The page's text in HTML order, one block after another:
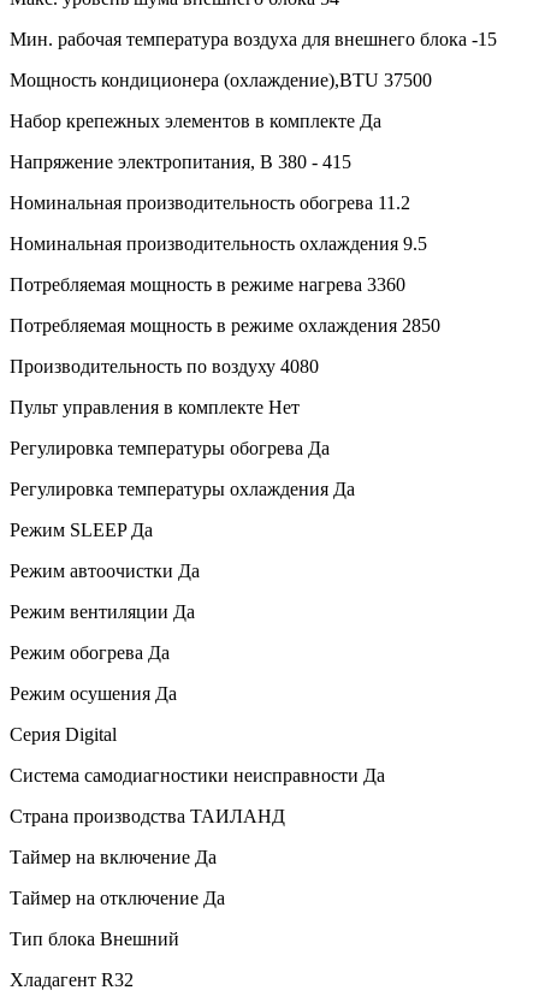
Мин. рабочая температура воздуха для внешнего блока -15
Мощность кондиционера (охлаждение),BTU 37500
Набор крепежных элементов в комплекте Да
Напряжение электропитания, В 380 - 415
Номинальная производительность обогрева 11.2
Номинальная производительность охлаждения 9.5
Потребляемая мощность в режиме нагрева 3360
Потребляемая мощность в режиме охлаждения 2850
Производительность по воздуху 4080
Пульт управления в комплекте Нет
Регулировка температуры обогрева Да
Регулировка температуры охлаждения Да
Режим SLEEP Да
Режим автоочистки Да
Режим вентиляции Да
Режим обогрева Да
Режим осушения Да
Серия Digital
Система самодиагностики неисправности Да
Страна производства ТАИЛАНД
Таймер на включение Да
Таймер на отключение Да
Тип блока Внешний
Хладагент R32